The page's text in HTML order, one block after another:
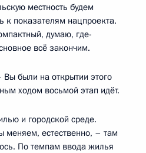
местность будем
к показателям нацпроекта.
думаю, где-
всё закончим.
Вы были на открытии этого
ходом восьмой этап идёт.
и городской среде.
меняем, естественно, – там
По темпам ввода жилья